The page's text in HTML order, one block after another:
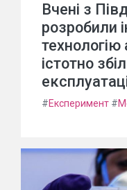
Вчені з
розробили
технологію
істотно
#Експеримент #